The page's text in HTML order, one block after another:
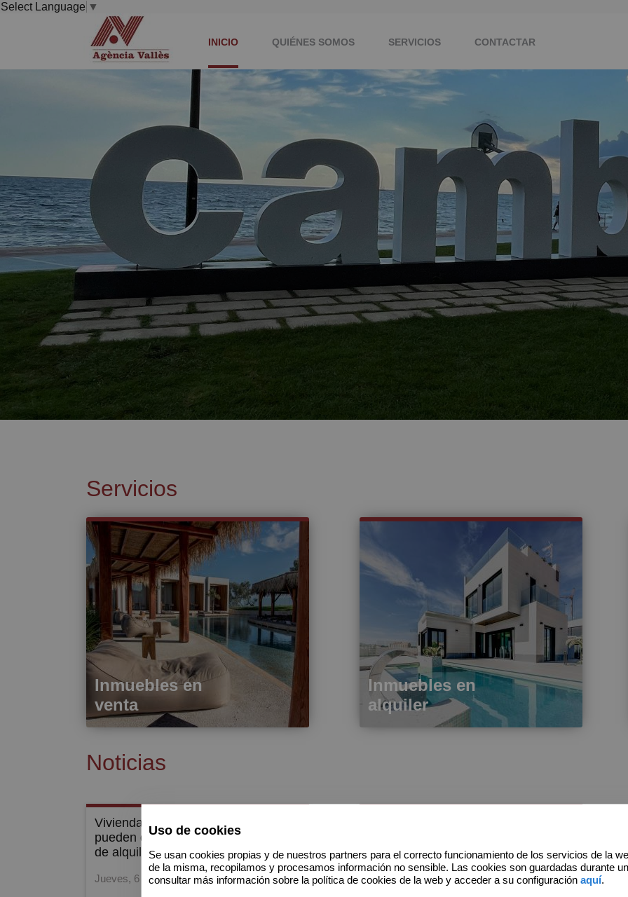
Select Language ▼
INICIO QUIÉNES SOMOS SERVICIOS CONTACTAR
Servicios
Inmuebles en
venta
Inmuebles en
alquiler
Noticias
vivienda vacía: qué gastos se
pueden deducir entre dos contratos
de alquiler
Jueves, 6 de Agosto de 2026
obeso
Jueves, 6 de Agosto de 2026
Uso de cookies
Se usan cookies propias y de nuestros partners para el correcto funcionamiento de los servicios de la
de la misma, recopilamos y procesamos información no sensible. Las cookies son guardadas durante
consultar más información sobre la política de cookies de la web y acceder a su configuración aquí.